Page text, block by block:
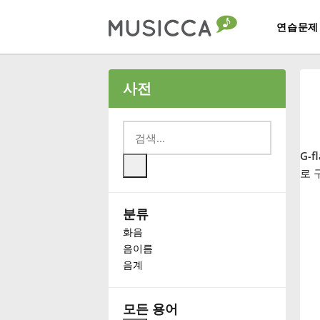
연습문제
Български
Deutsch
English
Español
사전
분류
화음
음이름
음계
모든 용어
G-
로